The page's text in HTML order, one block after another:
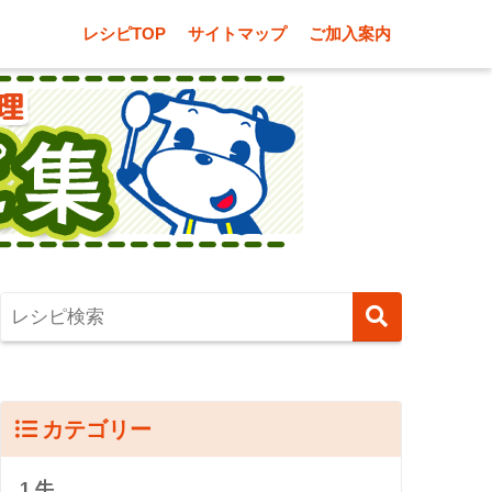
レシピTOP サイトマップ ご加入案内
カテゴリー